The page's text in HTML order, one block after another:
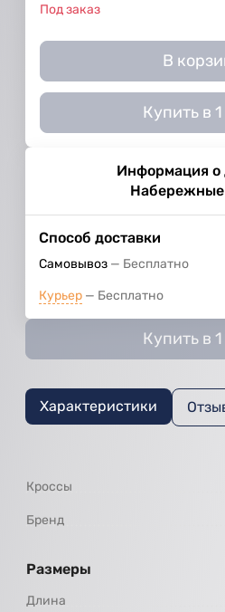
Под заказ
В
Купить в
Информация о
Способ доставки
Самовывоз Бесплатно
Курьер Бесплатно
Купить в
Характеристики
Кроссы
Бренд
Размеры
Длина